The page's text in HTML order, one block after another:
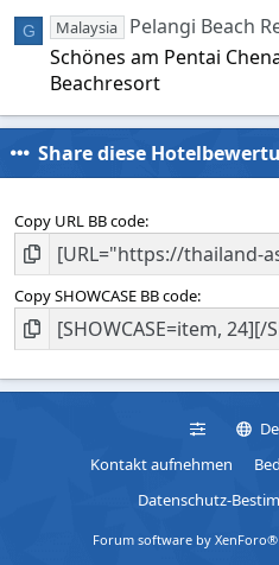
G Malaysia
Pelangi Beach
Schönes am Pentai
Beachresort
Share diese
Copy URL BB code
Copy SHOWCASE BB code
Kontakt aufnehmen
Datenschutz-
Forum software by XenForo®